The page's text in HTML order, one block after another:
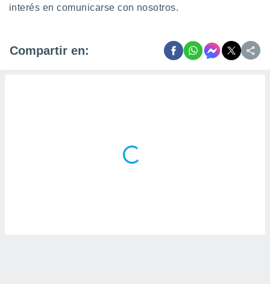
interés en comunicarse con nosotros.
Compartir en: